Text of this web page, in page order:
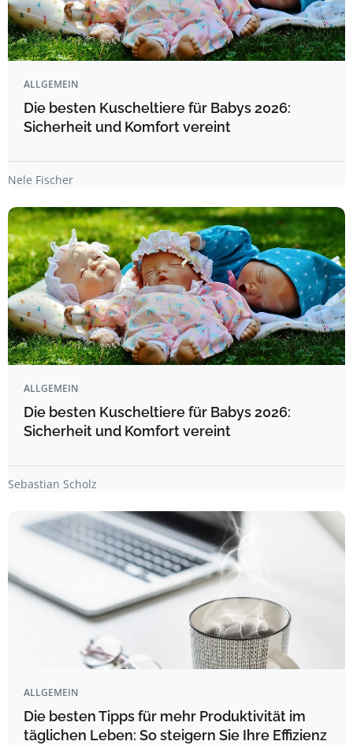
ALLGEMEIN
Die besten Kuscheltiere für Babys 2026:
Sicherheit und Komfort vereint
Nele Fischer
ALLGEMEIN
Die besten Kuscheltiere für Babys 2026:
Sicherheit und Komfort vereint
Sebastian Scholz
ALLGEMEIN
Die besten Tipps für mehr Produktivität im
täglichen Leben: So steigern Sie Ihre Effizienz